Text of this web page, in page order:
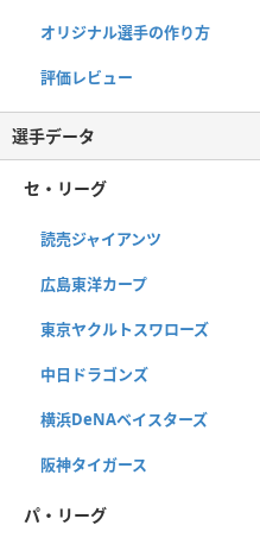
オリジナル選手の作り方
評価レビュー
選手データ
セ・リーグ
読売ジャイアンツ
広島東洋カープ
東京ヤクルトスワローズ
中日ドラゴンズ
横浜DeNAベイスターズ
阪神タイガース
パ・リーグ